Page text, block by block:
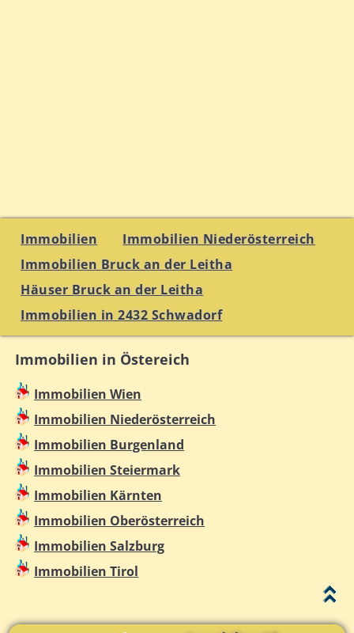
Immobilien
Immobilien Niederösterreich
Immobilien Bruck an der Leitha
Häuser Bruck an der Leitha
Immobilien in 2432 Schwadorf
Immobilien in Östereich
Immobilien Wien
Immobilien Niederösterreich
Immobilien Burgenland
Immobilien Steiermark
Immobilien Kärnten
Immobilien Oberösterreich
Immobilien Salzburg
Immobilien Tirol